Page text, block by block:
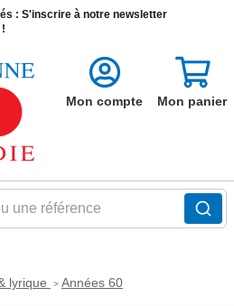
: S'inscrire à notre newsletter
une référence
Mon compte Mon panier
lyrique > Années 60